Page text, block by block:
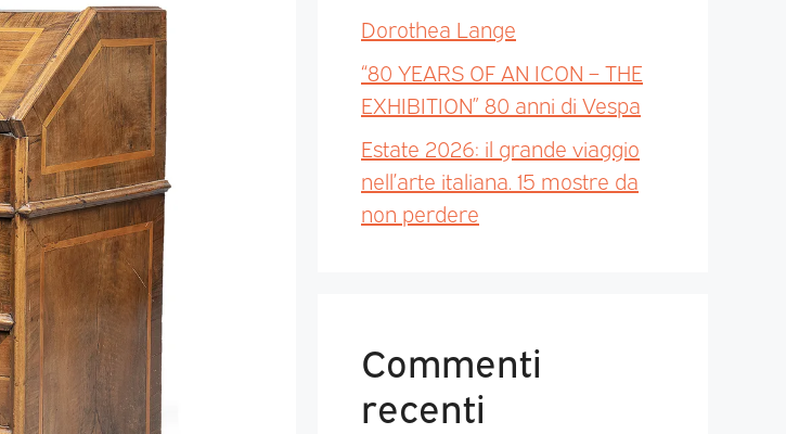
Dorothea Lange
“80 YEARS OF AN ICON – THE
EXHIBITION” 80 anni di Vespa
Estate 2026: il grande viaggio
nell’arte italiana. 15 mostre da
non perdere
Commenti
recenti